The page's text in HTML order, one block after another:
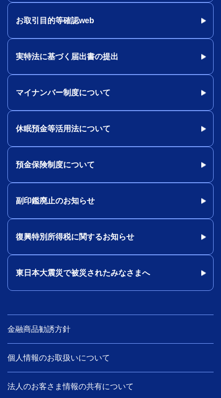
お取引目的等確認web
実特法に基づく届出書の提出
マイナンバー制度について
休眠預金等活用法について
預金保険制度について
副印鑑廃止のお知らせ
復興特別所得税に関するお知らせ
東日本大震災で被災されたみなさまへ
金融商品勧誘方針
個人情報のお取扱いについて
法人のお客さま情報の共有について